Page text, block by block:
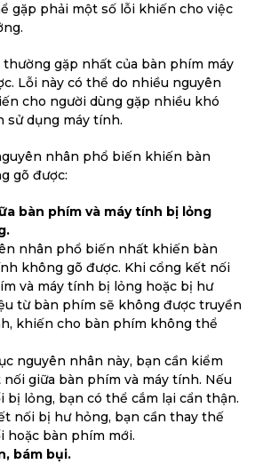
gặp phải một số lỗi khiến cho việc
gặp nhất của bàn phím máy
Lỗi này có thể do nhiều nguyên
cho người dùng gặp nhiều khó
sử dụng máy tính.
nhân phổ biến khiến bàn
gõ được:
bàn phím và máy tính bị lỏng
nhân phổ biến nhất khiến bàn
không gõ được. Khi cổng kết nối
và máy tính bị lỏng hoặc bị hư
từ bàn phím sẽ không được truyền
khiến cho bàn phím không thể
nguyên nhân này, bạn cần kiểm
giữa bàn phím và máy tính. Nếu
bị lỏng, bạn có thể cắm lại cẩn thận.
nối bị hư hỏng, bạn cần thay thế
hoặc bàn phím mới.
bám bụi.